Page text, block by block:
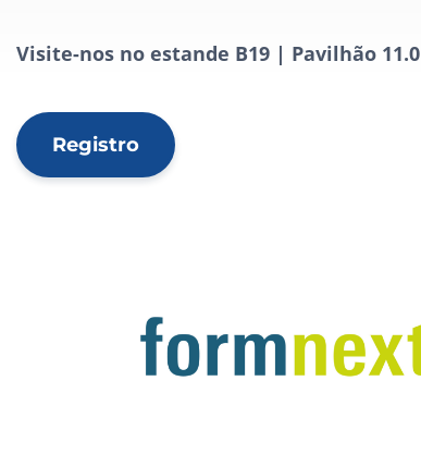
Visite-nos no estande B19 | Pavilhão 11.0
Registro